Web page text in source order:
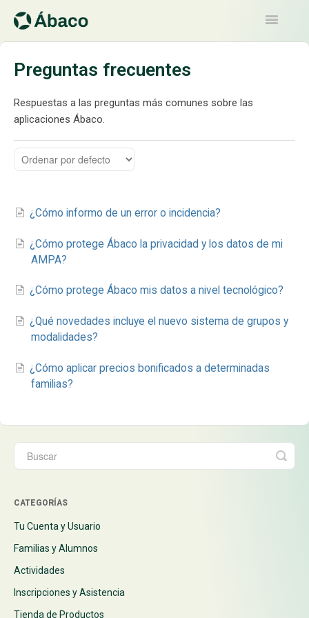
Toggle
Preguntas frecuentes
Respuestas a las preguntas más comunes sobre las
aplicaciones Ábaco.
¿Cómo informo de un error o incidencia?
¿Cómo protege Ábaco la privacidad y los datos de mi
AMPA?
¿Cómo protege Ábaco mis datos a nivel tecnológico?
¿Qué novedades incluye el nuevo sistema de grupos y
modalidades?
¿Cómo aplicar precios bonificados a determinadas
familias?
CATEGORÍAS
Tu Cuenta y Usuario
Familias y Alumnos
Actividades
Inscripciones y Asistencia
Tienda de Productos